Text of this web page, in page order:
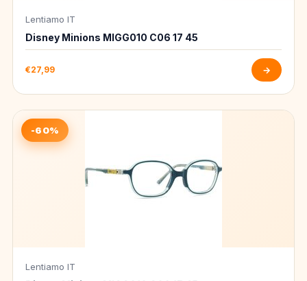
Lentiamo IT
Disney Minions MIGG010 C06 17 45
€27,99 →
-60%
Lentiamo IT